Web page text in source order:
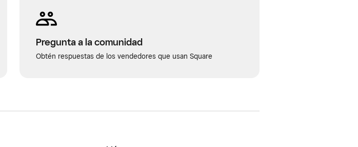
Pregunta a la comunidad
Obtén respuestas de los vendedores que usan Square